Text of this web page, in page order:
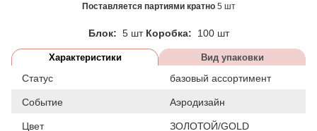
Поставляется партиями кратно 5 шт
Блок: 5 шт Коробка: 100 шт
Характеристики Вид упаковки
Статус базовый ассортимент
Событие Аэродизайн
Цвет ЗОЛОТОЙ/GOLD